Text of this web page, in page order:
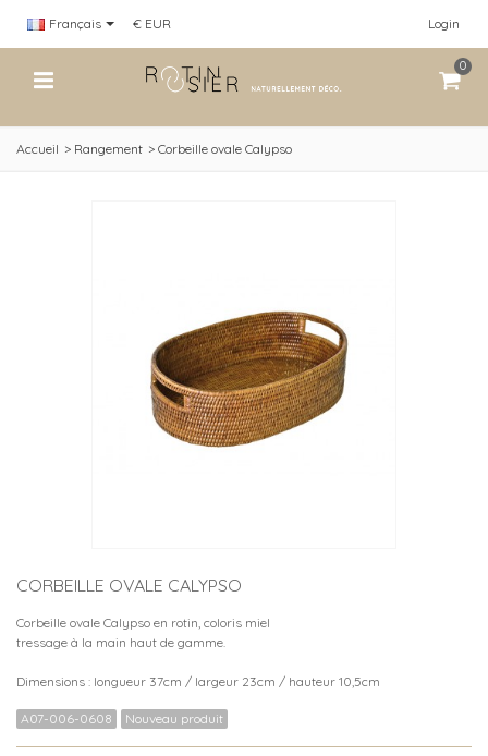
Français Login
€ EUR
0
Accueil > Rangement > Corbeille ovale Calypso
CORBEILLE OVALE CALYPSO
Corbeille ovale Calypso en rotin, coloris miel
tressage à la main haut de gamme.
Dimensions : longueur 37cm / largeur 23cm / hauteur 10,5cm
A07-006-0608 Nouveau produit